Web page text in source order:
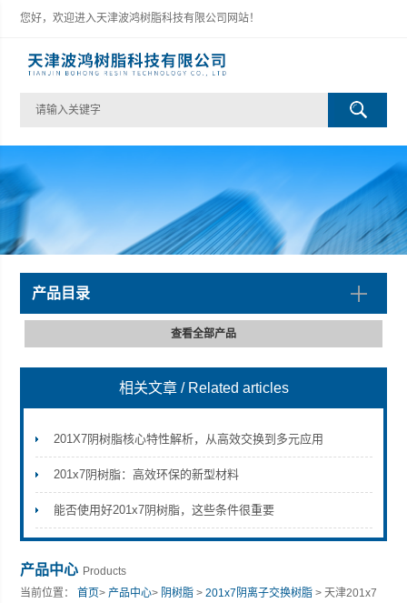
您好，欢迎进入天津波鸿树脂科技有限公司网站！
产品目录
查看全部产品
相关文章 / Related articles
201X7阴树脂核心特性解析，从高效交换到多元应用
201x7阴树脂：高效环保的新型材料
能否使用好201x7阴树脂，这些条件很重要
产品中心 Products
当前位置：首页>产品中心> 阴树脂 >201x7阴离子交换树脂 > 天津201x7